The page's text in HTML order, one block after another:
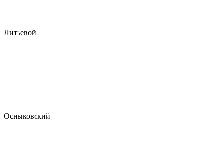
Литьевой
Осныковский